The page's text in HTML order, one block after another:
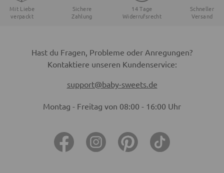
Mit Liebe
verpackt
Sichere
Zahlung
14 Tage
Widerrufsrecht
Schneller
Versand
Hast du Fragen, Probleme oder Anregungen?
Kontaktiere unseren Kundenservice:
support@baby-sweets.de
Montag - Freitag von 08:00 - 16:00 Uhr